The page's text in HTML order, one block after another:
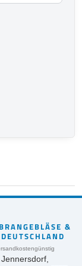
&